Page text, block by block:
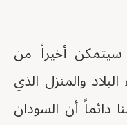
أخيراً من
والمنزل الذي
دائماً أن السودان